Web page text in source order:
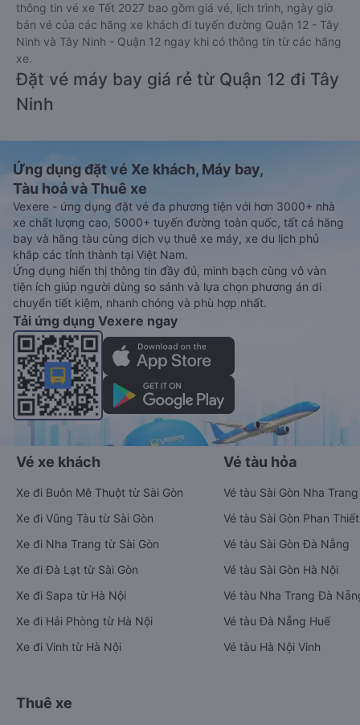
thông tin vé xe Tết 2027 bao gồm giá vé, lịch trình, ngày giờ
bán vé của các hãng xe khách đi tuyến đường Quận 12 - Tây
Ninh và Tây Ninh - Quận 12 ngay khi có thông tin từ các hãng
xe.
Đặt vé máy bay giá rẻ từ Quận 12 đi Tây
Ninh
Ứng dụng đặt vé Xe khách, Máy bay,
Tàu hoả và Thuê xe
Vexere - ứng dụng đặt vé đa phương tiện với hơn 3000+ nhà
xe chất lượng cao, 5000+ tuyến đường toàn quốc, tất cả hãng
bay và hãng tàu cùng dịch vụ thuê xe máy, xe du lịch phủ
khắp các tỉnh thành tại Việt Nam.
Ứng dụng hiển thị thông tin đầy đủ, minh bạch cùng vô vàn
tiện ích giúp người dùng so sánh và lựa chọn phương án di
chuyển tiết kiệm, nhanh chóng và phù hợp nhất.
Tải ứng dụng Vexere ngay
Vé xe khách
Xe đi Buôn Mê Thuột từ Sài Gòn
Xe đi Vũng Tàu từ Sài Gòn
Xe đi Nha Trang từ Sài Gòn
Xe đi Đà Lạt từ Sài Gòn
Xe đi Sapa từ Hà Nội
Xe đi Hải Phòng từ Hà Nội
Xe đi Vinh từ Hà Nội
Vé tàu hỏa
Vé tàu Sài Gòn Nha Trang
Vé tàu Sài Gòn Phan Thiết
Vé tàu Sài Gòn Đà Nẵng
Vé tàu Sài Gòn Hà Nội
Vé tàu Nha Trang Đà
Vé tàu Đà Nẵng Huế
Vé tàu Hà Nội Vinh
Thuê xe